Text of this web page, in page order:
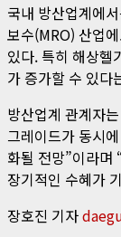
국내 방산업계에
보수(MRO) 산업
있다. 특히 해상헬
가 증가할 수 있다
방산업계 관계자
그레이드가 동시
화될 전망”이라며
장기적인 수혜가
장호진 기자